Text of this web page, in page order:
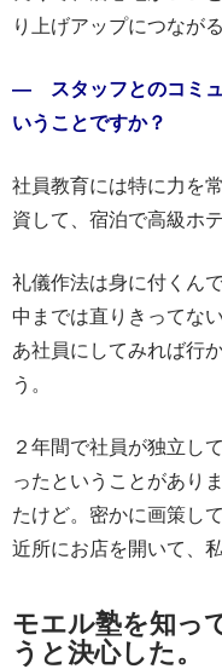
り上げアップにつなが
― スタッフとのコミュ
いうことですか？
社員教育には特に力を
資して、宿泊で高級ホ
礼儀作法は身に付くん
中までは直りきってな
あ社員にしてみれば行
う。
２年間で社員が独立し
ったということがあり
たけど。密かに画策し
近所にお店を開いて、
モエル塾を知っ
うと決心した。